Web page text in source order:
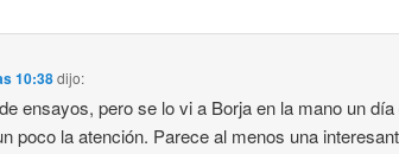
10:38dijo:
ensayos, pero se lo vi a Borja en la mano un día
poco la atención. Parece al menos una